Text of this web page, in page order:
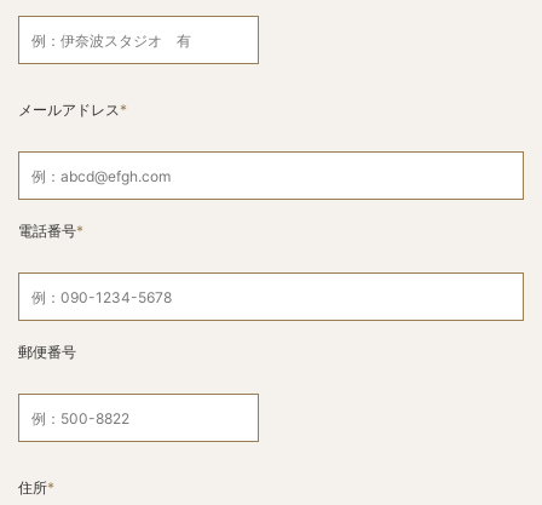
メールアドレス
電話番号
郵便番号
住所